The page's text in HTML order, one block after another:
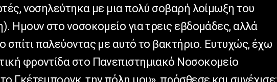
νοσηλεύτηκα με μια πολύ σοβαρή λοίμωξη του
Ημουν στο νοσοκομείο για τρεις εβδομάδες, αλλά
σπίτι παλεύοντας με αυτό το βακτήριο. Ευτυχώς, έχω
φροντίδα στο Πανεπιστημιακό Νοσοκομείο